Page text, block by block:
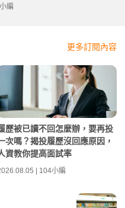
編
更多訂閱內容
歷被已讀不回怎麼辦，要再投
次嗎？揭投履歷沒回應原因，
資教你提高面試率
| 104小編